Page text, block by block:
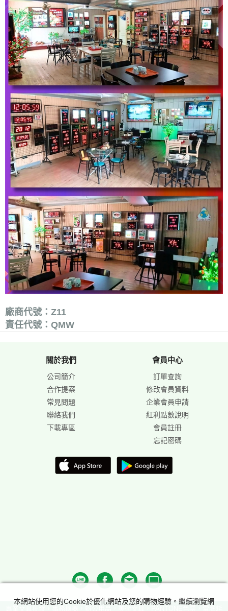
廠商代號：Z11
責任代號：QMW
關於我們
公司簡介
合作提案
常見問題
聯絡我們
下載專區
會員中心
訂單查詢
修改會員資料
企業會員申請
紅利點數說明
會員註冊
忘記密碼
本網站使用您的Cookie於優化網站及您的購物經驗。繼續瀏覽網